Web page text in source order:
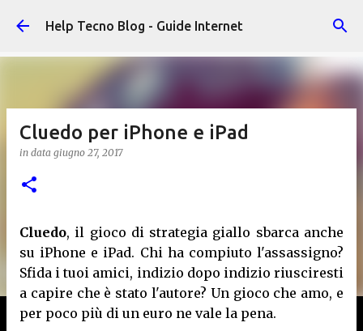
Passa ai contenuti principali
Help Tecno Blog - Guide Internet
Cluedo per iPhone e iPad
in data giugno 27, 2017
Cluedo, il gioco di strategia giallo sbarca anche
su iPhone e iPad. Chi ha compiuto l'assassigno?
Sfida i tuoi amici, indizio dopo indizio riusciresti
a capire che è stato l'autore? Un gioco che amo, e
per poco più di un euro ne vale la pena.